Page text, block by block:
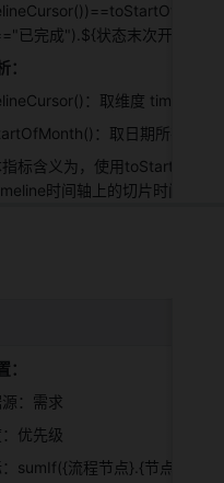
已完成").${状态末次开始时
：
：取维度 timeline
：取日期所在月的
指标含义为，使用
时间轴上的切片时间，即
：
：需求
优先级
：sumIf({流程节点}.{节点进入